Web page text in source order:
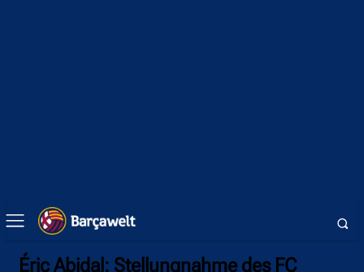
Éric Abidal: Stellungnahme des FC